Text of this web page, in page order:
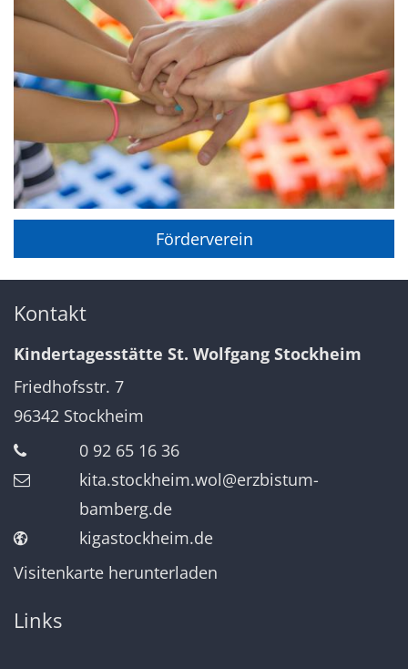
Förderverein
Kontakt
Kindertagesstätte St. Wolfgang Stockheim
Friedhofsstr. 7
96342 Stockheim
0 92 65 16 36
kita.stockheim.wol@erzbistum-
bamberg.de
kigastockheim.de
Visitenkarte herunterladen
Links